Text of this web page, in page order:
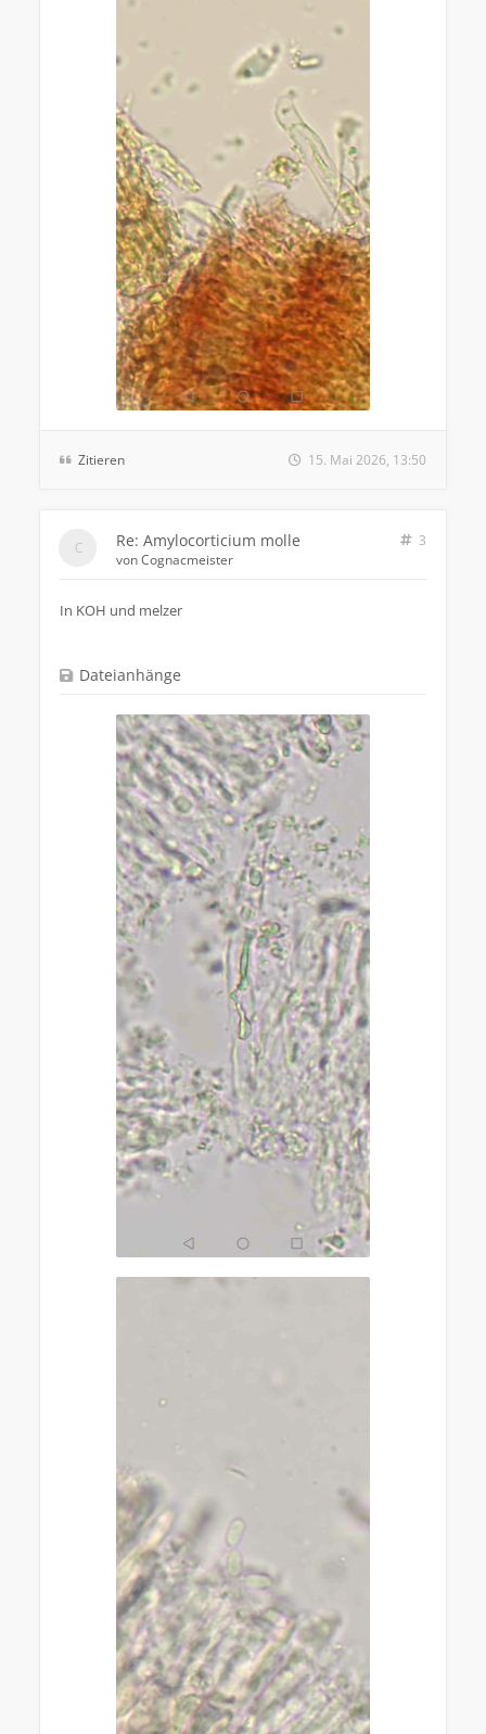
Zitieren 15. Mai 2026, 13:50
Re: Amylocorticium molle
3
vonCognacmeister
In KOH und melzer
Dateianhänge